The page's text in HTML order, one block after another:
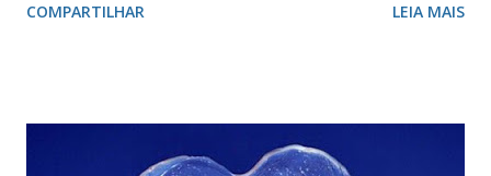
valor, a galhardia, a generosidade e a honra. A cruz evoca a
Paulo. O brasão consiste num braço armado empunhando
COMPARTILHAR LEIA MAIS